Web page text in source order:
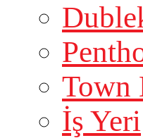
Town
İş Yeri